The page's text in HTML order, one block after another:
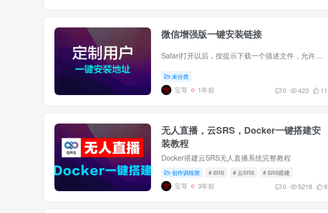
微信增强版一键安装链接
Safari打开以后，按提示下载一个描述文件，允许并关闭，返回到手机系统设置，在你的ID头像下面，有一个”已下载的描述文件“，点进去安装。安装好会自动返回到浏览器，等待刷新倒计时，然后点”...
未分类
宝哥 1年前 0 423 11
无人直播，云SRS，Docker一键搭建安
装教程
Docker搭建云SRS无人直播系统完整教程
创作训练营 # SRS # 云SRS # SRS搭建
宝哥 3年前 0 5218 8